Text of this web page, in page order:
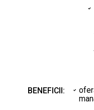
BENEFICII: